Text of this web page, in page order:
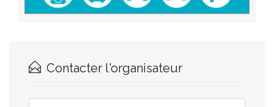
Contacter l'organisateur